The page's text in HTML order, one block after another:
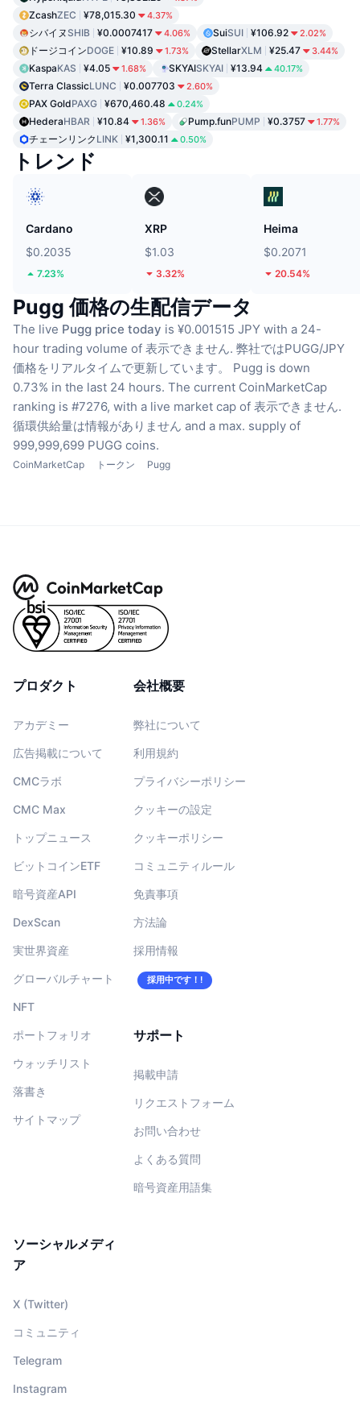
ZcashZEC ¥78,015.30 4.37%
シバイヌ SHIB ¥0.0007417 4.06% SuiSUI ¥106.92 2.02%
ドージコインDOGE ¥10.89 1.73% StellarXLM ¥25.47 3.44%
KaspaKAS ¥4.05 1.68% SKYAISKYAI ¥13.94 40.17%
Terra ClassicLUNC ¥0.007703 2.60%
PAX GoldPAXG ¥670,460.48 0.24%
HederaHBAR ¥10.84 1.36% Pump.funPUMP ¥0.3757 1.77%
チェーンリンク LINK ¥1,300.11 0.50%
トレンド
Cardano
$0.2035
7.23%
XRP
$1.03
3.32%
Heima
$0.2071
20.54%
Pugg 価格の生配信データ
The live Pugg price today is ¥0.001515 JPY with a 24-
hour trading volume of 表示できません. 弊社ではPUGG/JPY
価格をリアルタイムで更新しています。
Pugg is down
0.73% in the last 24 hours. The current CoinMarketCap
ranking is #7276, with a live market cap of 表示できません.
循環供給量は情報がありません and a max. supply of
999,999,699 PUGG coins.
CoinMarketCap トークン Pugg
プロダクト
アカデミー
広告掲載について
CMCラボ
CMC Max
トップニュース
ビットコインETF
暗号資産API
DexScan
実世界資産
グローバルチャート
NFT
ポートフォリオ
ウォッチリスト
落書き
サイトマップ
会社概要
弊社について
利用規約
プライバシーポリシー
クッキーの設定
クッキーポリシー
コミュニティルール
免責事項
方法論
採用情報
採用中です！!
サポート
掲載申請
リクエストフォーム
お問い合わせ
よくある質問
暗号資産用語集
ソーシャルメディ
ア
X (Twitter)
コミュニティ
Telegram
Instagram